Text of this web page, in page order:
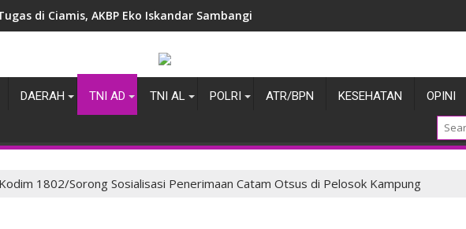
di Ciamis, AKBP Eko Iskandar Sambangi Kantor IPJI Perkuat Sinergi dengan Pers
DAERAH TNI AD TNI AL POLRI ATR/BPN KESEHATAN OPINI
Kodim 1802/Sorong Sosialisasi Penerimaan Catam Otsus di Pelosok Kampung